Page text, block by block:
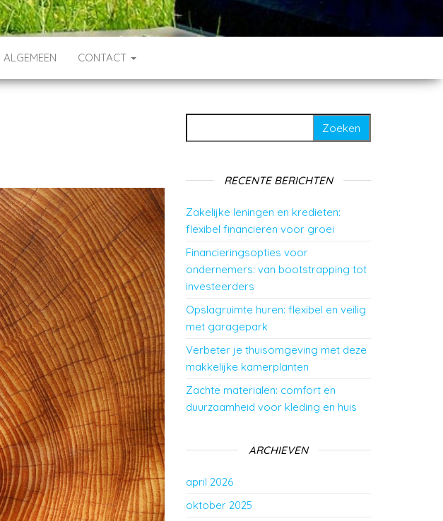
ALGEMEEN CONTACT
RECENTE BERICHTEN
Zakelijke leningen en kredieten:
flexibel financieren voor groei
Financieringsopties voor
ondernemers: van bootstrapping tot
investeerders
Opslagruimte huren: flexibel en veilig
met garagepark
Verbeter je thuisomgeving met deze
makkelijke kamerplanten
Zachte materialen: comfort en
duurzaamheid voor kleding en huis
ARCHIEVEN
april 2026
oktober 2025